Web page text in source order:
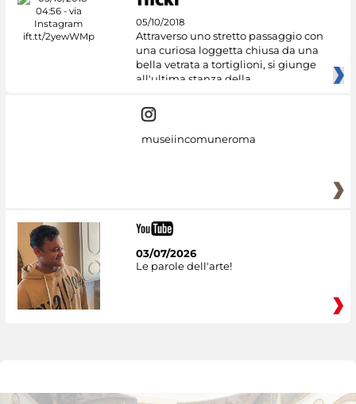
05/10/2018
Attraverso uno stretto passaggio con
una curiosa loggetta chiusa da una
bella vetrata a tortiglioni, si giunge
all'ultima stanza della
museiincomuneroma
03/07/2026
Le parole dell'arte!